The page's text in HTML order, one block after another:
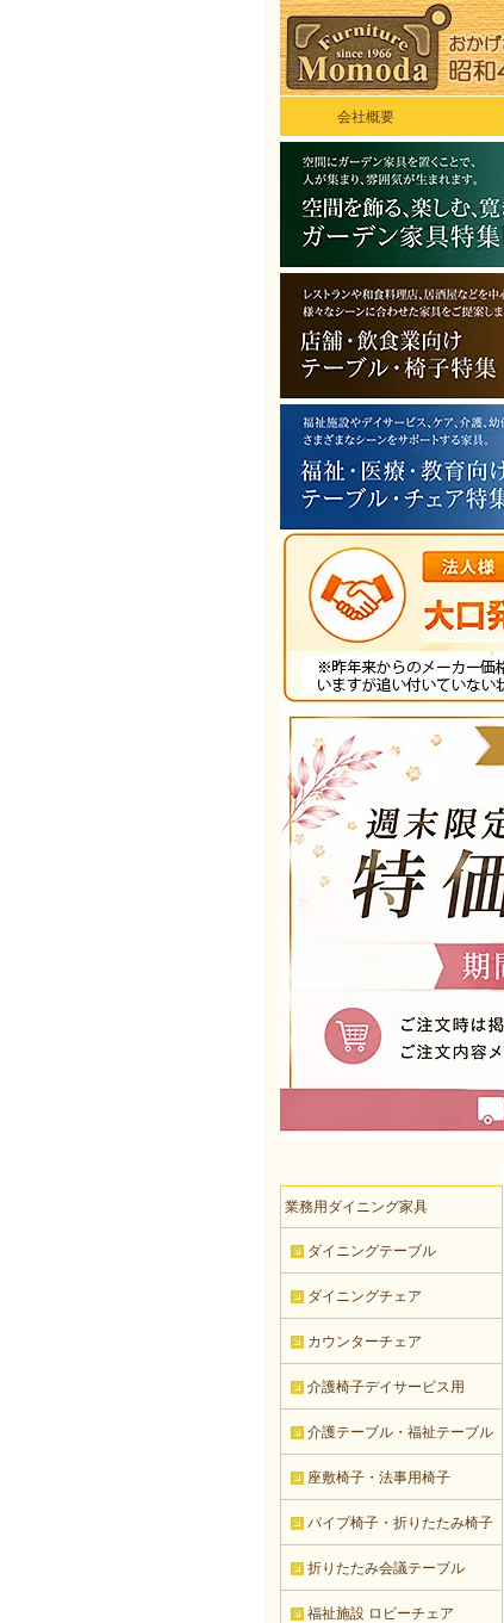
会社概要
業務用ダイニング家具
ダイニングテーブル
ダイニングチェア
カウンターチェア
介護椅子デイサービス用
介護テーブル・福祉テーブル
座敷椅子・法事用椅子
パイプ椅子・折りたたみ椅子
折りたたみ会議テーブル
福祉施設 ロビーチェア